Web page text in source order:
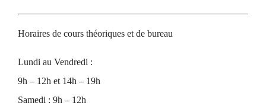
Horaires de cours théoriques et de bureau
Lundi au Vendredi :
9h – 12h et 14h – 19h
Samedi : 9h – 12h